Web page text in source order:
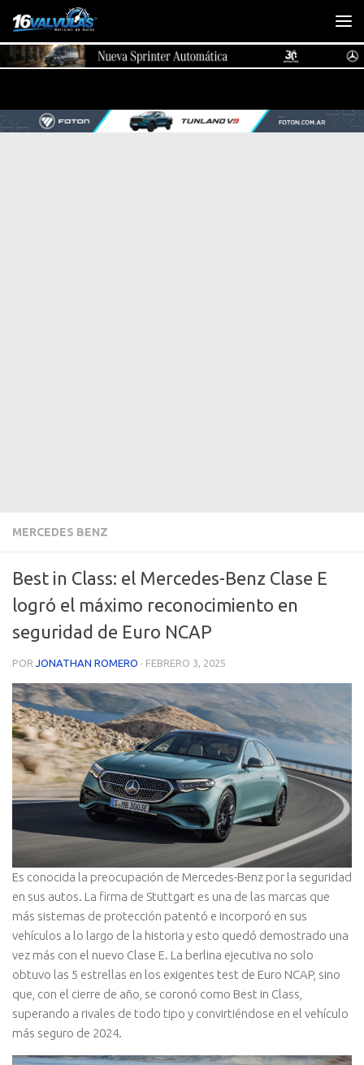
Saltar al contenido
MERCEDES BENZ
Best in Class: el Mercedes-Benz Clase E
logró el máximo reconocimiento en
seguridad de Euro NCAP
POR JONATHAN ROMERO · FEBRERO 3, 2025
Es conocida la preocupación de Mercedes-Benz por la seguridad
en sus autos. La firma de Stuttgart es una de las marcas que
más sistemas de protección patentó e incorporó en sus
vehículos a lo largo de la historia y esto quedó demostrado una
vez más con el nuevo Clase E. La berlina ejecutiva no solo
obtuvo las 5 estrellas en los exigentes test de Euro NCAP, sino
que, con el cierre de año, se coronó como Best in Class,
superando a rivales de todo tipo y convirtiéndose en el vehículo
más seguro de 2024.